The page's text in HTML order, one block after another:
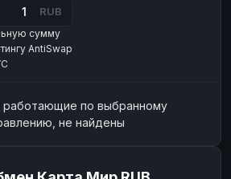
RUB ЮMoney
КРИПТОБИРЖ
RUB СБЕР
RUB
сумму
AntiSwap
работающие по выбранному
не найдены